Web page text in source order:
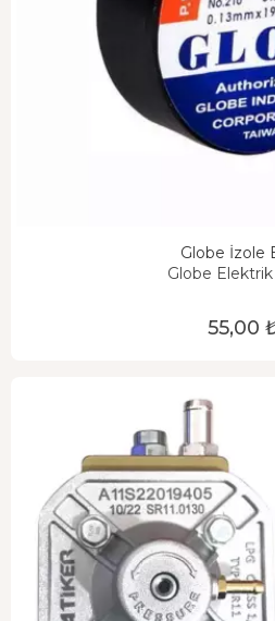
Globe İzole
Globe Elektrik
55,00